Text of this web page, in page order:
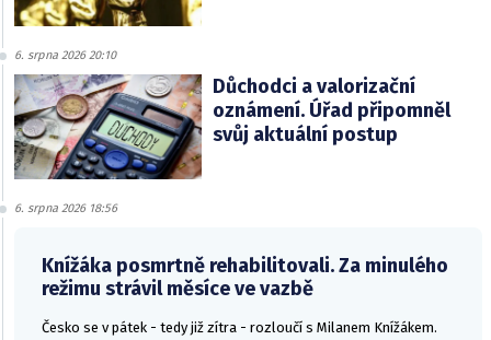
6. srpna 2026 20:10
Důchodci a valorizační
oznámení. Úřad připomněl
svůj aktuální postup
6. srpna 2026 18:56
Knížáka posmrtně rehabilitovali. Za minulého
režimu strávil měsíce ve vazbě
Česko se v pátek - tedy již zítra - rozloučí s Milanem Knížákem.